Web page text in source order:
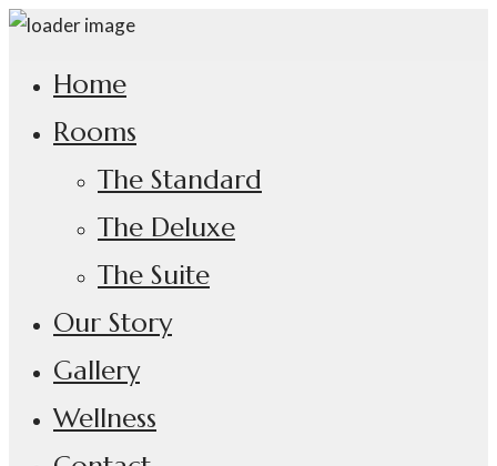
Home
Rooms
The Standard
The Deluxe
The Suite
Our Story
Gallery
Wellness